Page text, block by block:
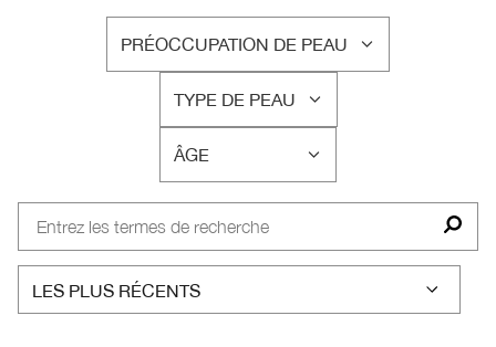
PRÉOCCUPATION DE PEAU
FRANÇAIS
TYPE DE PEAU
FRANÇAIS
ÂGE
FRANÇAIS